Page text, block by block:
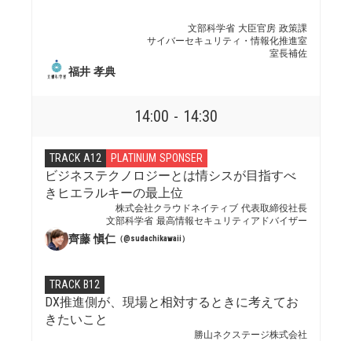
文部科学省 大臣官房 政策課
サイバーセキュリティ・情報化推進室
室長補佐
福井 孝典
14:00 - 14:30
TRACK A12 PLATINUM SPONSER
ビジネステクノロジーとは情シスが目指すべ
きヒエラルキーの最上位
株式会社クラウドネイティブ 代表取締役社長
文部科学省 最高情報セキュリティアドバイザー
齊藤 愼仁 （@sudachikawaii）
TRACK B12
DX推進側が、現場と相対するときに考えてお
きたいこと
勝山ネクステージ株式会社